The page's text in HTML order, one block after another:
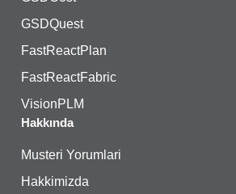
GSDQuest
FastReactPlan
FastReactFabric
VisionPLM
Hakkında
Musteri Yorumlari
Hakkimizda